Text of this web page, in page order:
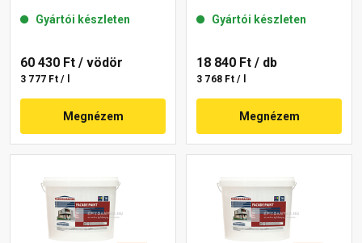
Gyártói készleten
60 430 Ft / vödör
3 777 Ft / l
Megnézem
Gyártói készleten
18 840 Ft / db
3 768 Ft / l
Megnézem